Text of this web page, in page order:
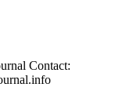
Contact: